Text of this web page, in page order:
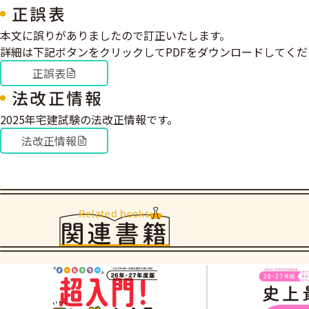
正誤表
本文に誤りがありましたので訂正いたします。
詳細は下記ボタンをクリックしてPDFをダウンロードしてく
正誤表
法改正情報
2025年宅建試験の法改正情報です。
法改正情報
Related books
関連書籍